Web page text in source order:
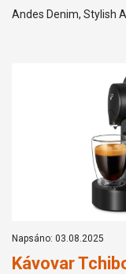
Andes Denim, Stylish
Napsáno: 03.08.2025
Kávovar